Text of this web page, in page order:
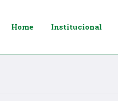
Home Institucional